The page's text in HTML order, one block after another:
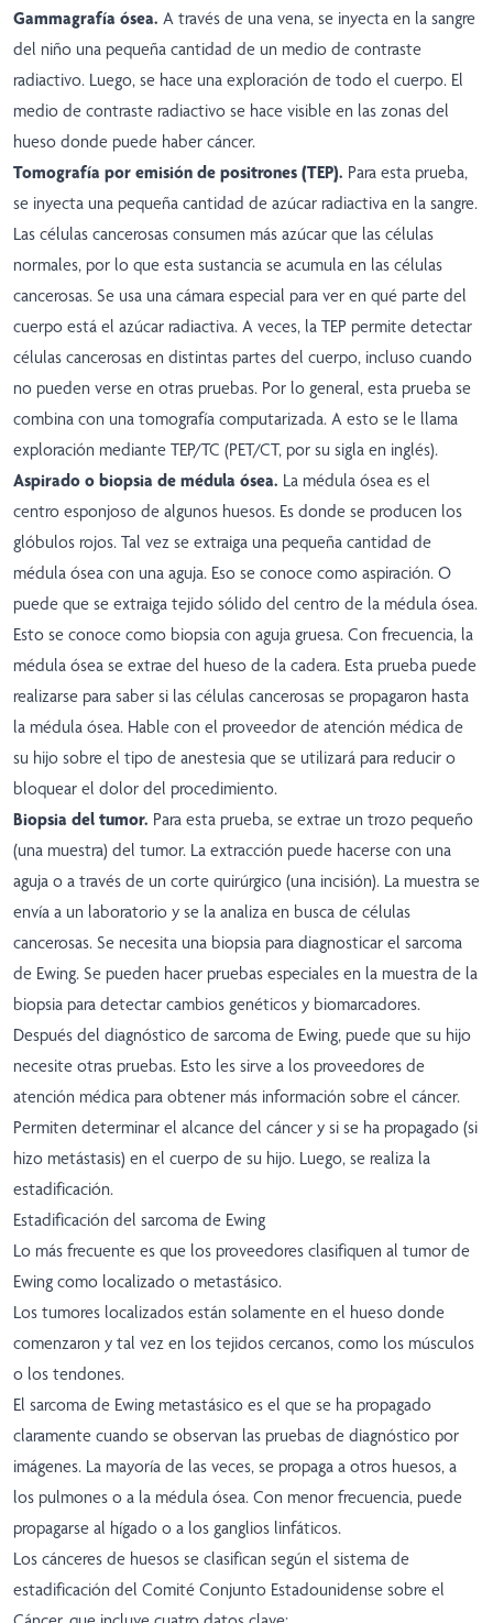
Gammagrafía ósea. A través de una vena, se inyecta en la sangre
del niño una pequeña cantidad de un medio de contraste
radiactivo. Luego, se hace una exploración de todo el cuerpo. El
medio de contraste radiactivo se hace visible en las zonas del
hueso donde puede haber cáncer.
Tomografía por emisión de positrones (TEP). Para esta prueba,
se inyecta una pequeña cantidad de azúcar radiactiva en la sangre.
Las células cancerosas consumen más azúcar que las células
normales, por lo que esta sustancia se acumula en las células
cancerosas. Se usa una cámara especial para ver en qué parte del
cuerpo está el azúcar radiactiva. A veces, la TEP permite detectar
células cancerosas en distintas partes del cuerpo, incluso cuando
no pueden verse en otras pruebas. Por lo general, esta prueba se
combina con una tomografía computarizada. A esto se le llama
exploración mediante TEP/TC (PET/CT, por su sigla en inglés).
Aspirado o biopsia de médula ósea. La médula ósea es el
centro esponjoso de algunos huesos. Es donde se producen los
glóbulos rojos. Tal vez se extraiga una pequeña cantidad de
médula ósea con una aguja. Eso se conoce como aspiración. O
puede que se extraiga tejido sólido del centro de la médula ósea.
Esto se conoce como biopsia con aguja gruesa. Con frecuencia, la
médula ósea se extrae del hueso de la cadera. Esta prueba puede
realizarse para saber si las células cancerosas se propagaron hasta
la médula ósea. Hable con el proveedor de atención médica de
su hijo sobre el tipo de anestesia que se utilizará para reducir o
bloquear el dolor del procedimiento.
Biopsia del tumor. Para esta prueba, se extrae un trozo pequeño
(una muestra) del tumor. La extracción puede hacerse con una
aguja o a través de un corte quirúrgico (una incisión). La muestra se
envía a un laboratorio y se la analiza en busca de células
cancerosas. Se necesita una biopsia para diagnosticar el sarcoma
de Ewing. Se pueden hacer pruebas especiales en la muestra de la
biopsia para detectar cambios genéticos y biomarcadores.
Después del diagnóstico de sarcoma de Ewing, puede que su hijo
necesite otras pruebas. Esto les sirve a los proveedores de
atención médica para obtener más información sobre el cáncer.
Permiten determinar el alcance del cáncer y si se ha propagado (si
hizo metástasis) en el cuerpo de su hijo. Luego, se realiza la
estadificación.
Estadificación del sarcoma de Ewing
Lo más frecuente es que los proveedores clasifiquen al tumor de
Ewing como localizado o metastásico.
Los tumores localizados están solamente en el hueso donde
comenzaron y tal vez en los tejidos cercanos, como los músculos
o los tendones.
El sarcoma de Ewing metastásico es el que se ha propagado
claramente cuando se observan las pruebas de diagnóstico por
imágenes. La mayoría de las veces, se propaga a otros huesos, a
los pulmones o a la médula ósea. Con menor frecuencia, puede
propagarse al hígado o a los ganglios linfáticos.
Los cánceres de huesos se clasifican según el sistema de
estadificación del Comité Conjunto Estadounidense sobre el